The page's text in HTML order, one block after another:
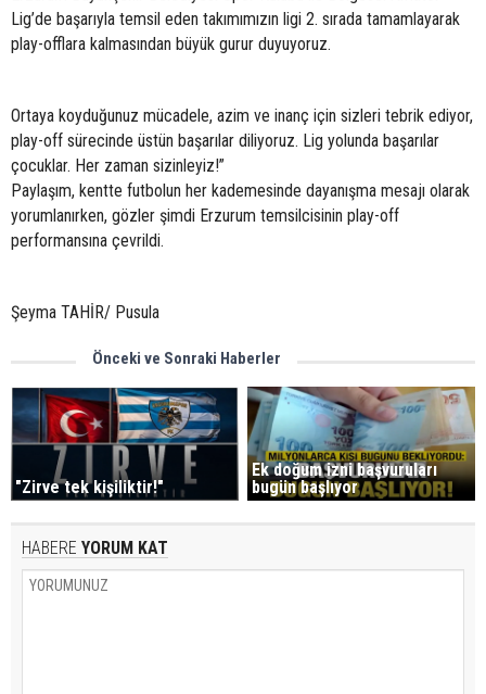
Lig’de başarıyla temsil eden takımımızın ligi 2. sırada tamamlayarak
play-offlara kalmasından büyük gurur duyuyoruz.
Ortaya koyduğunuz mücadele, azim ve inanç için sizleri tebrik ediyor,
play-off sürecinde üstün başarılar diliyoruz. Lig yolunda başarılar
çocuklar. Her zaman sizinleyiz!”
Paylaşım, kentte futbolun her kademesinde dayanışma mesajı olarak
yorumlanırken, gözler şimdi Erzurum temsilcisinin play-off
performansına çevrildi.
Şeyma TAHİR/ Pusula
Önceki ve Sonraki Haberler
"Zirve tek kişiliktir!"
Ek doğum izni başvuruları
bugün başlıyor
HABERE YORUM KAT